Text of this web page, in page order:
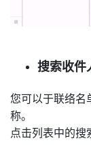
搜索收件
您可以于联络名
称。
点击列表中的搜